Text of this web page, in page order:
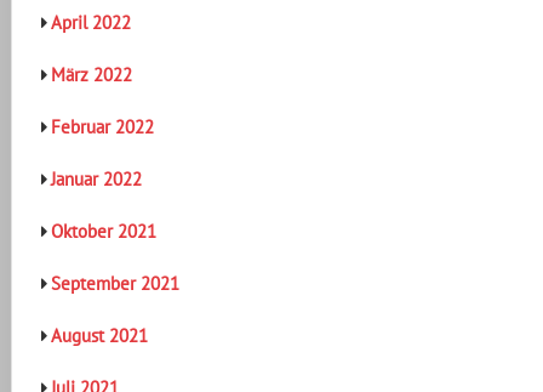
April 2022
März 2022
Februar 2022
Januar 2022
Oktober 2021
September 2021
August 2021